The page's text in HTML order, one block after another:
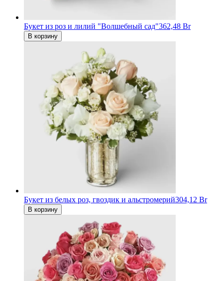
Букет из роз и лилий "Волшебный сад"362,48 Br
В корзину
Букет из белых роз, гвоздик и альстромерий304,12 Br
В корзину